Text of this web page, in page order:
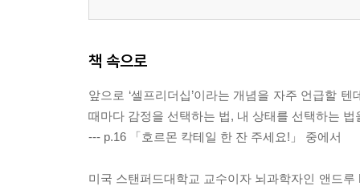
책 속으로
앞으로 ‘셀프리더십’이라는 개념을 자주 언급할
때마다 감정을 선택하는 법, 내 상태를 선택하는 법
--- p.16 「호르몬 칵테일 한 잔 주세요!」 중에서
미국 스탠퍼드대학교 교수이자 뇌과학자인 앤드